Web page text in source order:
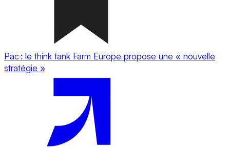
Pac : le think tank Farm Europe propose une « nouvelle
stratégie »